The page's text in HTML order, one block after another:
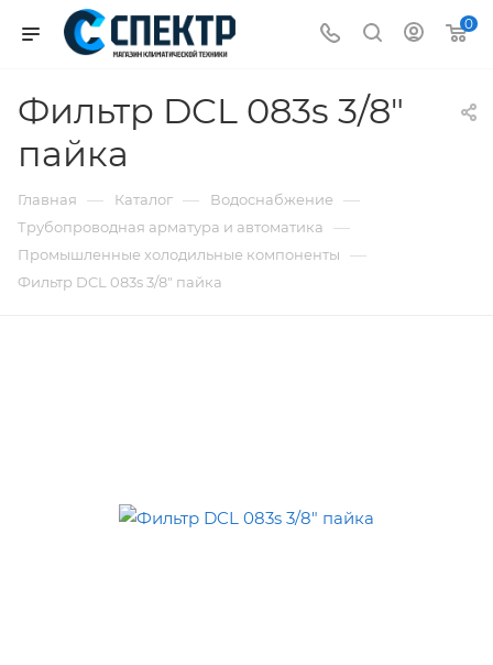
0
Фильтр DCL 083s 3/8"
пайка
Главная — Каталог — Водоснабжение —
Трубопроводная арматура и автоматика —
Промышленные холодильные компоненты —
Фильтр DCL 083s 3/8" пайка